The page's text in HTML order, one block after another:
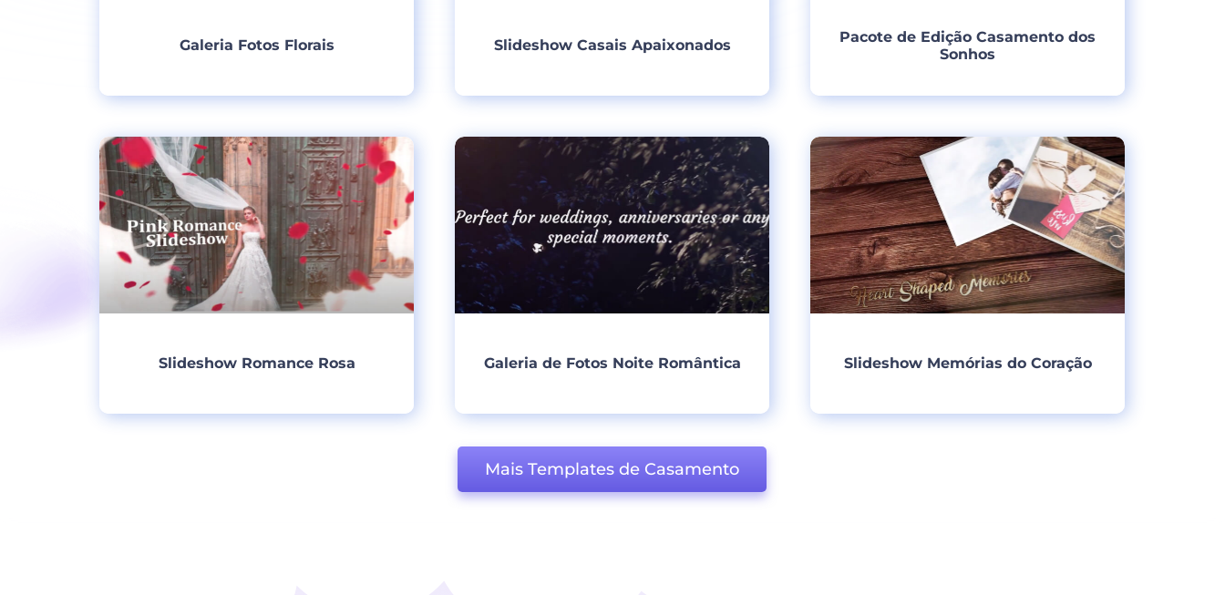
Galeria Fotos Florais Slideshow Casais Apaixonados
Pacote de Edição Casamento dos
Sonhos
Slideshow Romance Rosa Galeria de Fotos Noite Romântica Slideshow Memórias do Coração
Mais Templates de Casamento